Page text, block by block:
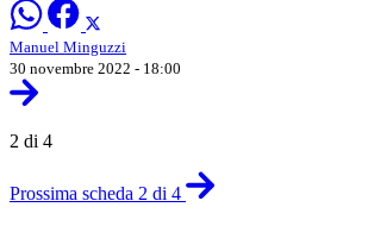
Manuel Minguzzi
30 novembre 2022 - 18:00
2 di 4
Prossima scheda 2 di 4